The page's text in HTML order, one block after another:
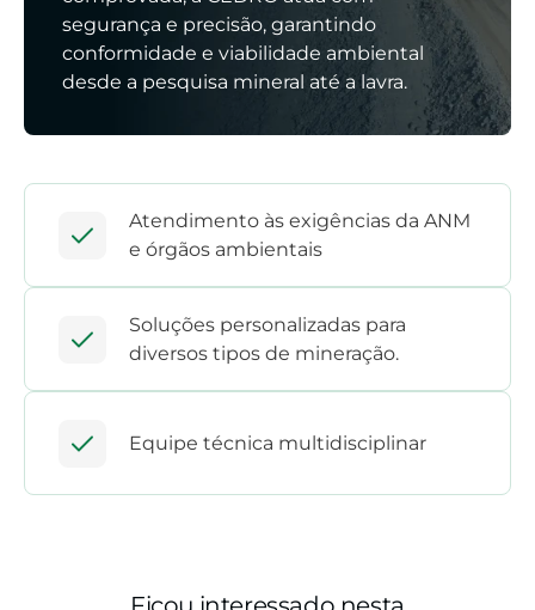
segurança e precisão, garantindo
conformidade e viabilidade ambiental
desde a pesquisa mineral até a lavra.
Atendimento às exigências da ANM
e órgãos ambientais
Soluções personalizadas para
diversos tipos de mineração.
Equipe técnica multidisciplinar